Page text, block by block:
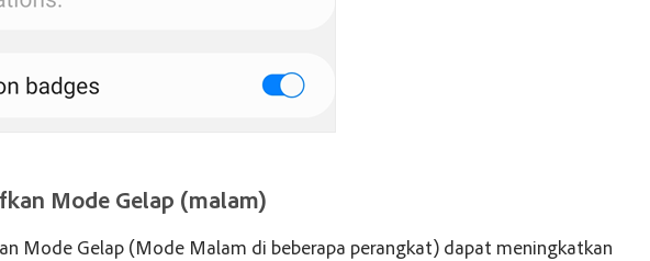
Mode Gelap (malam)
Mode Gelap (Mode Malam di beberapa perangkat) dapat meningkatkan